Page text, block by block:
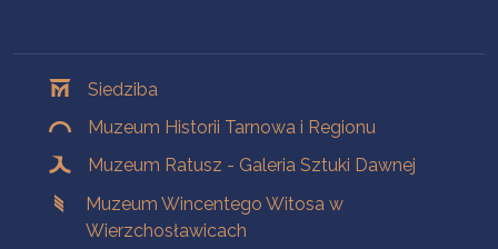
Siedziba
Muzeum Historii Tarnowa i Regionu
Muzeum Ratusz - Galeria Sztuki Dawnej
Muzeum Wincentego Witosa w
Wierzchosławicach